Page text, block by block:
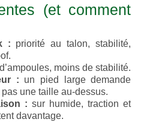
(et comment
: priorité au talon, stabilité,
moins de stabilité.
: un pied large demande
une taille au-dessus.
: sur humide, traction et
davantage.